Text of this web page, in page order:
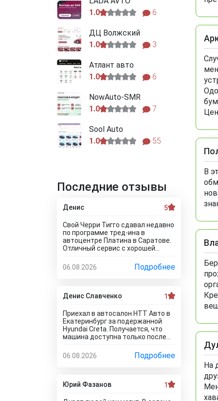
В
На
1.0
6
ДЦ Волжский
1.0
3
Атлант авто
1.0
6
NowAuto-SMR
1.0
7
Sool Auto
1.0
55
Последние отзывы
Денис 5
Свой Черри Тигго сдавал недавно
по программе тред-ина в
автоцентре Платина в Саратове.
Отличный сервис с хорошей
тут специально никто цены не
занижает, все честно и
мне сразу предложили
салоне. Для клиента это важно,
самому возиться не надо.
Сделали все быстро и поставили
нормальную цену. Теперь буду
ждать , пока тачку продадут, не
справятся так как тут работают
06.08.2026 Подробнее
Денис Славченко 1
Приехал в автосалон НТТ Авто в
Екатеринбург за подержанной
Hyundai Creta. Получается, что
машина доступна только после
идеальном состоянии здесь
отсутствует! Да как так можно
ездила! Я ушел из салона, потому
подходит. Битое авто я могу
06.08.2026 Подробнее
Юрий Фазанов 1